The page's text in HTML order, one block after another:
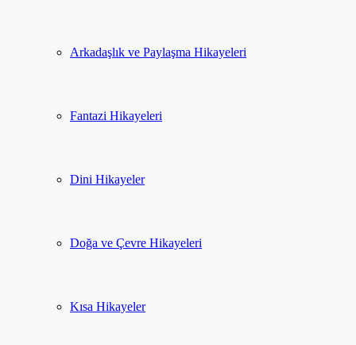
Arkadaşlık ve Paylaşma Hikayeleri
Fantazi Hikayeleri
Dini Hikayeler
Doğa ve Çevre Hikayeleri
Kısa Hikayeler